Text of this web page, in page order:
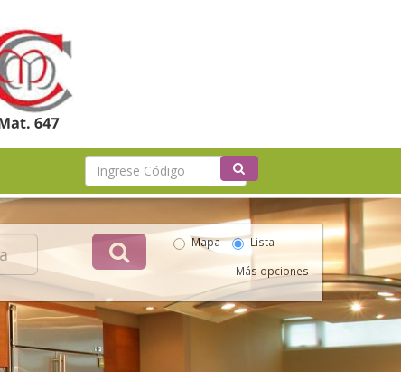
Mapa
Lista
Más opciones